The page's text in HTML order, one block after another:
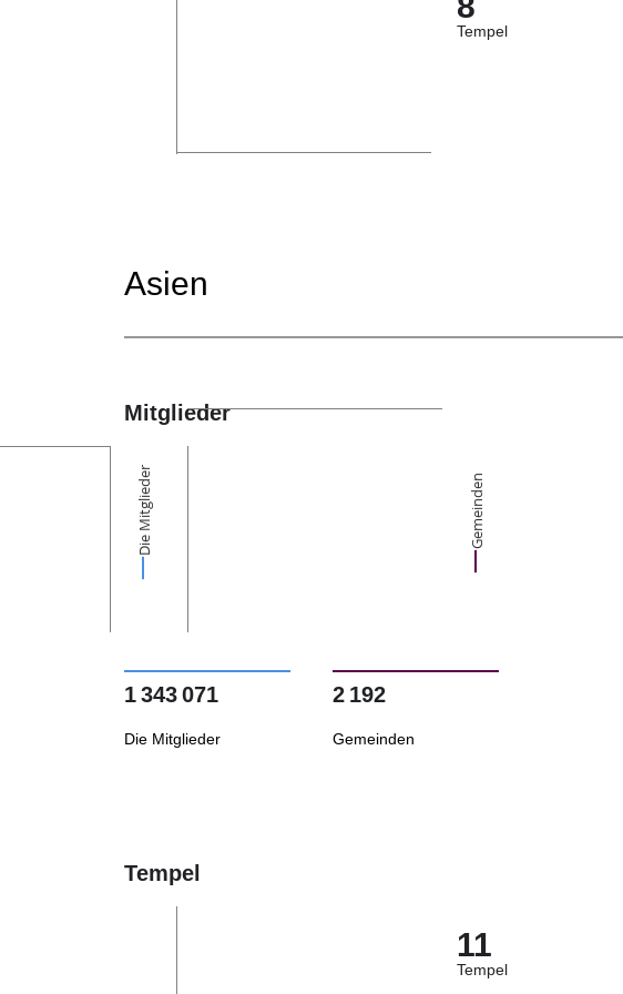
Tempel
Asien
Mitglieder
Die Mitglieder Gemeinden
1 343 071
Die Mitglieder
2 192
Gemeinden
Tempel
11
Tempel